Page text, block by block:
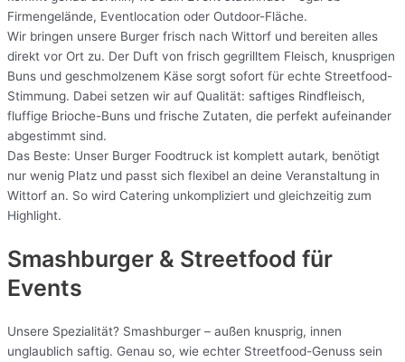
Firmengelände, Eventlocation oder Outdoor-Fläche.
Wir bringen unsere Burger frisch nach Wittorf und bereiten alles
direkt vor Ort zu. Der Duft von frisch gegrilltem Fleisch, knusprigen
Buns und geschmolzenem Käse sorgt sofort für echte Streetfood-
Stimmung. Dabei setzen wir auf Qualität: saftiges Rindfleisch,
fluffige Brioche-Buns und frische Zutaten, die perfekt aufeinander
abgestimmt sind.
Das Beste: Unser Burger Foodtruck ist komplett autark, benötigt
nur wenig Platz und passt sich flexibel an deine Veranstaltung in
Wittorf an. So wird Catering unkompliziert und gleichzeitig zum
Highlight.
Smashburger & Streetfood für
Events
Unsere Spezialität? Smashburger – außen knusprig, innen
unglaublich saftig. Genau so, wie echter Streetfood-Genuss sein